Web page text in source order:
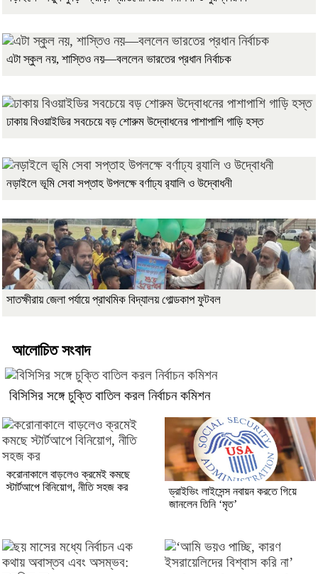
এটা স্কুল নয়, শাস্তিও নয়—বললেন ভারতের প্রধান নির্বাচক
ঢাকায় বিওয়াইডির সবচেয়ে বড় শোরুম উদ্বোধনের পাশাপাশি গাড়ি হস্ত
নড়াইলে ভূমি সেবা সপ্তাহ উপলক্ষে বর্ণাঢ্য র‌্যালি ও উদ্বোধনী
সাতক্ষীরায় জেলা পর্যায়ে প্রাথমিক বিদ্যালয় গোল্ডকাপ ফুটবল
আলোচিত সংবাদ
বিসিসির সঙ্গে চুক্তি বাতিল করল নির্বাচন কমিশন
করোনাকালে বাড়লেও ক্রমেই কমছে
স্টার্টআপে বিনিয়োগ, নীতি সহজ কর
ড্রাইভিং লাইসেন্স নবায়ন করতে গিয়ে
জানলেন তিনি ‘মৃত’